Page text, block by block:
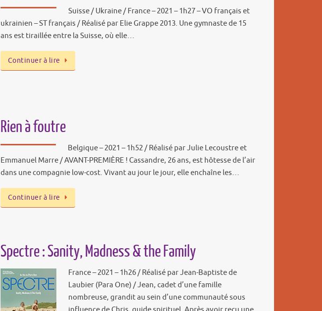
Suisse / Ukraine / France – 2021 – 1h27 – VO français et
ukrainien – ST français / Réalisé par Elie Grappe 2013. Une gymnaste de 15
ans est tiraillée entre la Suisse, où elle…
Continuer à lire
Rien à foutre
Belgique – 2021 – 1h52 / Réalisé par Julie Lecoustre et
Emmanuel Marre / AVANT-PREMIÈRE ! Cassandre, 26 ans, est hôtesse de l’air
dans une compagnie low-cost. Vivant au jour le jour, elle enchaîne les…
Continuer à lire
Spectre : Sanity, Madness & the Family
France – 2021 – 1h26 / Réalisé par Jean-Baptiste de
Laubier (Para One) / Jean, cadet d’une famille
nombreuse, grandit au sein d’une communauté sous